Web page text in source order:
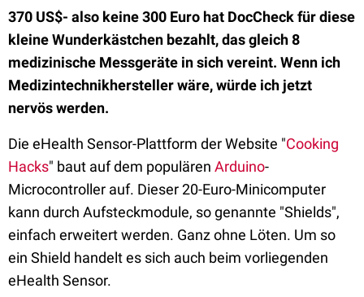
370 US$- also keine 300 Euro hat DocCheck für diese
kleine Wunderkästchen bezahlt, das gleich 8
medizinische Messgeräte in sich vereint. Wenn ich
Medizintechnikhersteller wäre, würde ich jetzt
nervös werden.
Die eHealth Sensor-Plattform der Website "Cooking
Hacks" baut auf dem populären Arduino-
Microcontroller auf. Dieser 20-Euro-Minicomputer
kann durch Aufsteckmodule, so genannte "Shields",
einfach erweitert werden. Ganz ohne Löten. Um so
ein Shield handelt es sich auch beim vorliegenden
eHealth Sensor.